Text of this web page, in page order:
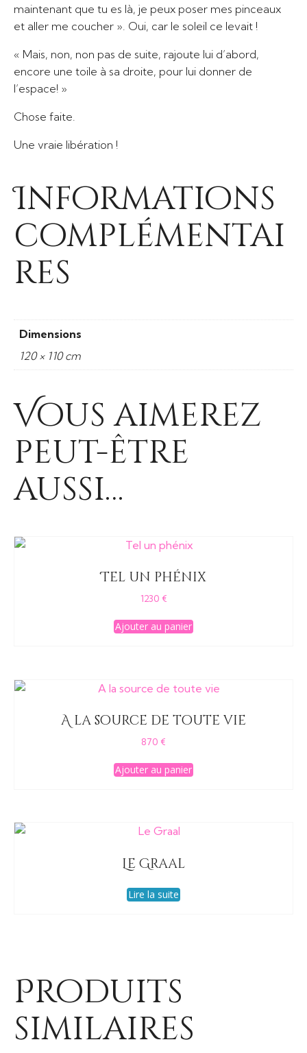
maintenant que tu es là, je peux poser mes pinceaux
et aller me coucher ». Oui, car le soleil ce levait !
« Mais, non, non pas de suite, rajoute lui d’abord,
encore une toile à sa droite, pour lui donner de
l’espace! »
Chose faite.
Une vraie libération !
Informations
complémentai
res
Dimensions
120 × 110 cm
Vous aimerez
peut-être
aussi…
Tel un phénix
1230 €
Ajouter au panier
A la source de toute vie
870 €
Ajouter au panier
Le Graal
Lire la suite
Produits
similaires